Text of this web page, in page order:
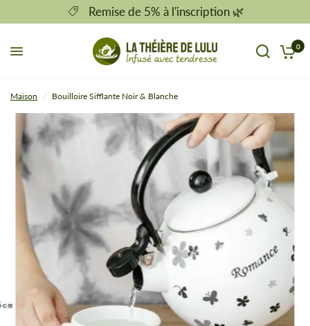
Remise de 5% à l'inscription 🌿
0
Maison / Bouilloire Sifflante Noir & Blanche